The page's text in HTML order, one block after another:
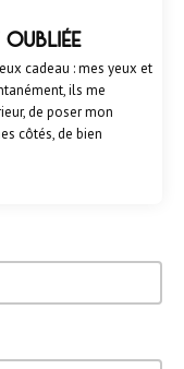
oubliée
cadeau : mes yeux et
ils me
de poser mon
côtés, de bien